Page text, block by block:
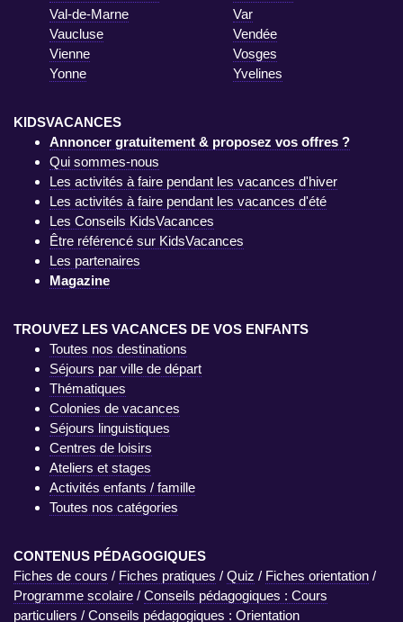
Val-de-Marne
Var
Vaucluse
Vendée
Vienne
Vosges
Yonne
Yvelines
KIDSVACANCES
Annoncer gratuitement & proposez vos offres ?
Qui sommes-nous
Les activités à faire pendant les vacances d'hiver
Les activités à faire pendant les vacances d'été
Les Conseils KidsVacances
Être référencé sur KidsVacances
Les partenaires
Magazine
TROUVEZ LES VACANCES DE VOS ENFANTS
Toutes nos destinations
Séjours par ville de départ
Thématiques
Colonies de vacances
Séjours linguistiques
Centres de loisirs
Ateliers et stages
Activités enfants / famille
Toutes nos catégories
CONTENUS PÉDAGOGIQUES
Fiches de cours / Fiches pratiques / Quiz / Fiches orientation /
Programme scolaire / Conseils pédagogiques : Cours
particuliers / Conseils pédagogiques : Orientation